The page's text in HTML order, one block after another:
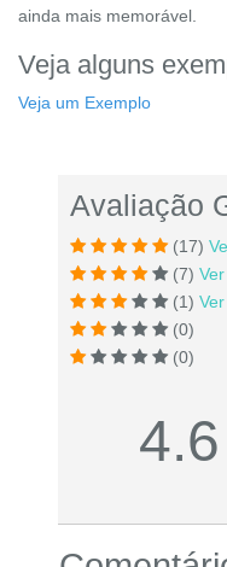
ainda mais memorável.
Veja alguns
Veja um Exemplo
Avaliação
(17)
(7) Ver
(1) Ver
(0)
(0)
4.6